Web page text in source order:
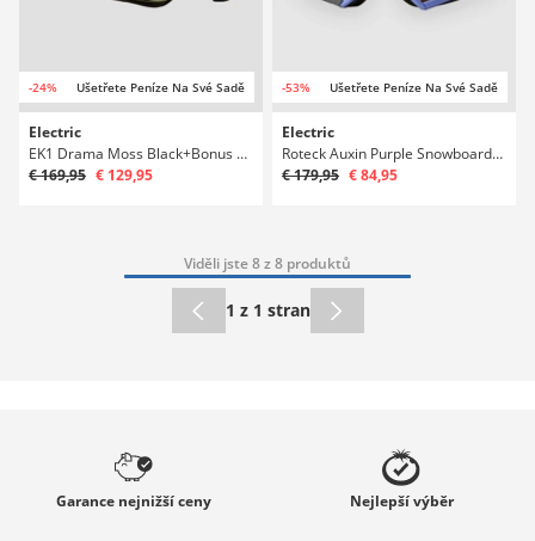
-24% Ušetřete Peníze Na Své Sadě
Electric
EK1 Drama Moss Black+Bonus Lens Snowboardové brýle
€ 169,95 € 129,95
-53% Ušetřete Peníze Na Své Sadě
Electric
Roteck Auxin Purple Snowboardové brýle
€ 179,95 € 84,95
Viděli jste 8 z 8 produktů
1 z 1 stran
Garance nejnižší ceny Nejlepšívýběr